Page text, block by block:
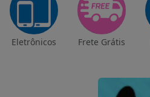
Eletrônicos Frete Grátis